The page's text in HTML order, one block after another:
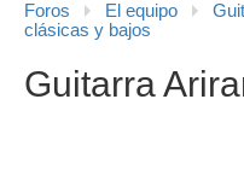
Foros El equipo
clásicas y bajos
Guitarra